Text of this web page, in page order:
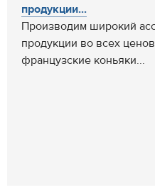
продукции...
Производим широкий
продукции во всех
французские коньяки...